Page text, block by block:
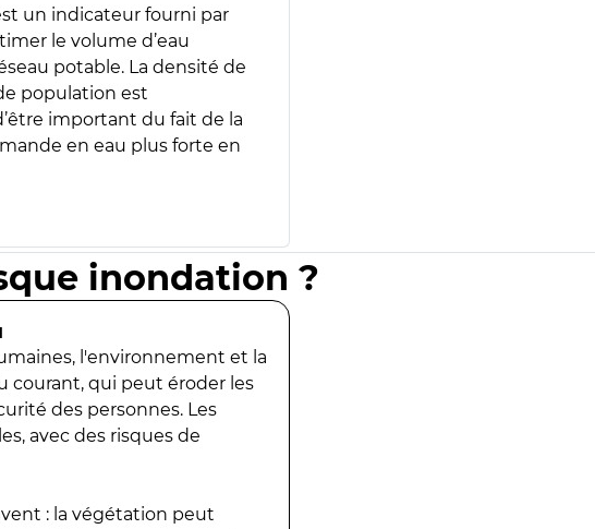
un indicateur fourni par
le volume d’eau
potable. La densité de
population est
important du fait de la
en eau plus forte en
inondation ?
l'environnement et la
courant, qui peut éroder les
des personnes. Les
avec des risques de
: la végétation peut